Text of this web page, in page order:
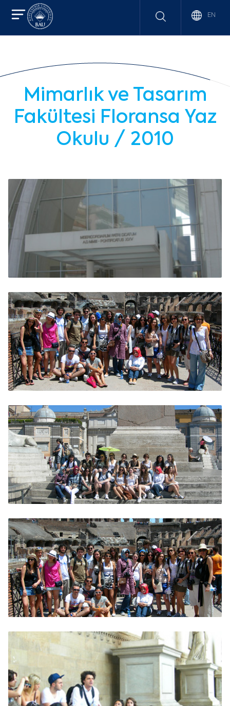
EN
Mimarlık ve Tasarım
Fakültesi Floransa Yaz
Okulu / 2010